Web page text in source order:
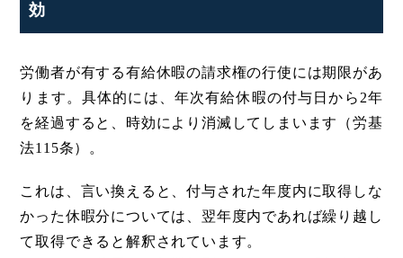
効
労働者が有する有給休暇の請求権の行使には期限があ
ります。具体的には、年次有給休暇の付与日から2年
を経過すると、時効により消滅してしまいます（労基
法115条）。
これは、言い換えると、付与された年度内に取得しな
かった休暇分については、翌年度内であれば繰り越し
て取得できると解釈されています。